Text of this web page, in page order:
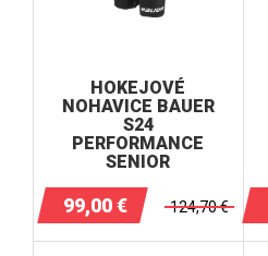
HOKEJOVÉ
NOHAVICE BAUER
S24
PERFORMANCE
SENIOR
99,00€ 124,70€